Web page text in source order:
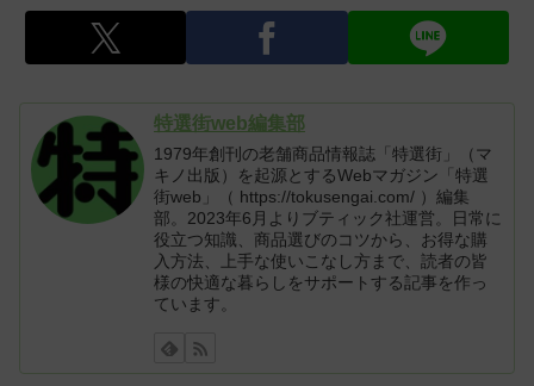
特選街web編集部
1979年創刊の老舗商品情報誌「特選街」（マ
キノ出版）を起源とするWebマガジン「特選
街web」（ https://tokusengai.com/ ）編集
部。2023年6月よりブティック社運営。日常に
役立つ知識、商品選びのコツから、お得な購
入方法、上手な使いこなし方まで、読者の皆
様の快適な暮らしをサポートする記事を作っ
ています。